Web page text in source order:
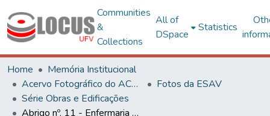
Communities
&
Collections
All of
DSpace
Statistics
Home
Memória Institucional
Acervo Fotográfico do ACH-UFV
Fotos da ESAV
Série Obras e Edificações
Abrigo nº. 11 - Enfermaria para grandes animais